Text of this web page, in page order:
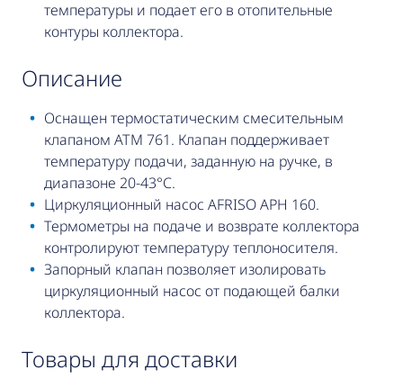
температуры и подает его в отопительные
контуры коллектора.
описание
Оснащен термостатическим смесительным
клапаном ATM 761. Клапан поддерживает
температуру подачи, заданную на ручке, в
диапазоне 20-43°C.
Циркуляционный насос AFRISO APH 160.
Термометры на подаче и возврате коллектора
контролируют температуру теплоносителя.
Запорный клапан позволяет изолировать
циркуляционный насос от подающей балки
коллектора.
товары для доставки